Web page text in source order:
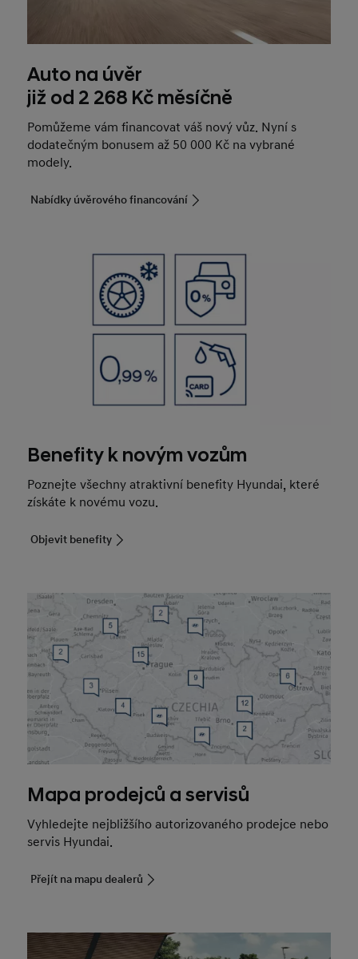
Auto na úvěr
již od 2 268 Kč měsíčně
Pomůžeme vám financovat váš nový vůz. Nyní s
dodatečným bonusem až 50 000 Kč na vybrané
modely.
Nabídky úvěrového financování
Benefity k novým vozům
Poznejte všechny atraktivní benefity Hyundai, které
získáte k novému vozu.
Objevit benefity
Mapa prodejců a servisů
Vyhledejte nejbližšího autorizovaného prodejce nebo
servis Hyundai.
Přejít na mapu dealerů